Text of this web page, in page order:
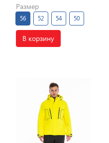
Размер
56 52 54 50
В корзину